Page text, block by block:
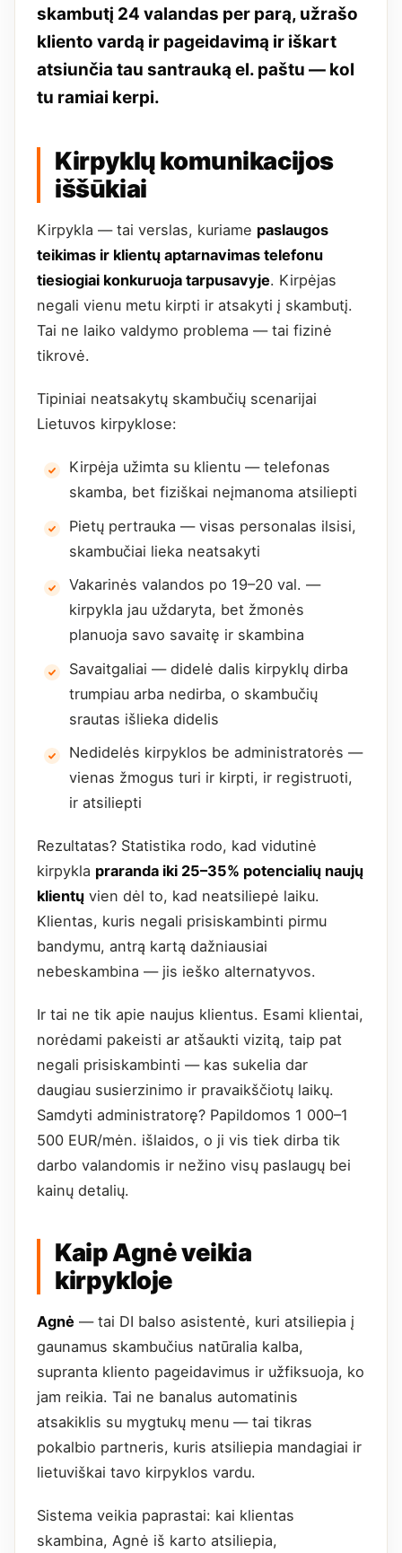
skambutį 24 valandas per parą, užrašo
kliento vardą ir pageidavimą ir iškart
atsiunčia tau santrauką el. paštu — kol
tu ramiai kerpi.
Kirpyklų komunikacijos
iššūkiai
Kirpykla — tai verslas, kuriame paslaugos
teikimas ir klientų aptarnavimas telefonu
tiesiogiai konkuruoja tarpusavyje. Kirpėjas
negali vienu metu kirpti ir atsakyti į skambutį.
Tai ne laiko valdymo problema — tai fizinė
tikrovė.
Tipiniai neatsakytų skambučių scenarijai
Lietuvos kirpyklose:
Kirpėja užimta su klientu — telefonas
skamba, bet fiziškai neįmanoma atsiliepti
Pietų pertrauka — visas personalas ilsisi,
skambučiai lieka neatsakyti
Vakarinės valandos po 19–20 val. —
kirpykla jau uždaryta, bet žmonės
planuoja savo savaitę ir skambina
Savaitgaliai — didelė dalis kirpyklų dirba
trumpiau arba nedirba, o skambučių
srautas išlieka didelis
Nedidelės kirpyklos be administratorės —
vienas žmogus turi ir kirpti, ir registruoti,
ir atsiliepti
Rezultatas? Statistika rodo, kad vidutinė
kirpykla praranda iki 25–35% potencialių naujų
klientų vien dėl to, kad neatsiliepė laiku.
Klientas, kuris negali prisiskambinti pirmu
bandymu, antrą kartą dažniausiai
nebeskambina — jis ieško alternatyvos.
Ir tai ne tik apie naujus klientus. Esami klientai,
norėdami pakeisti ar atšaukti vizitą, taip pat
negali prisiskambinti — kas sukelia dar
daugiau susierzinimo ir pravaikščiotų laikų.
Samdyti administratorę? Papildomos 1 000–1
500 EUR/mėn. išlaidos, o ji vis tiek dirba tik
darbo valandomis ir nežino visų paslaugų bei
kainų detalių.
Kaip Agnė veikia
kirpykloje
Agnė — tai DI balso asistentė, kuri atsiliepia į
gaunamus skambučius natūralia kalba,
supranta kliento pageidavimus ir užfiksuoja, ko
jam reikia. Tai ne banalus automatinis
atsakiklis su mygtukų menu — tai tikras
pokalbio partneris, kuris atsiliepia mandagiai ir
lietuviškai tavo kirpyklos vardu.
Sistema veikia paprastai: kai klientas
skambina, Agnė iš karto atsiliepia,